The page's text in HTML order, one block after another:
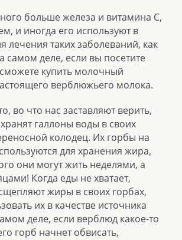
больше железа и витамина С,
и иногда его используют в
лечения таких заболеваний, как
самом деле, если вы посетите
купить молочный
верблюжьего молока.
во что нас заставляют верить,
галлоны воды в своих
колодец. Их горбы на
для хранения жира,
они могут жить неделями, а
Когда еды не хватает,
жиры в своих горбах,
их в качестве источника
деле, если верблюд какое-то
горб начнет обвисать,